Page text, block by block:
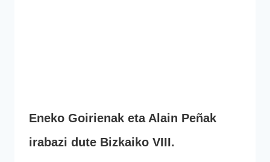
Eneko Goirienak eta Alain Peñak
irabazi dute Bizkaiko VIII.